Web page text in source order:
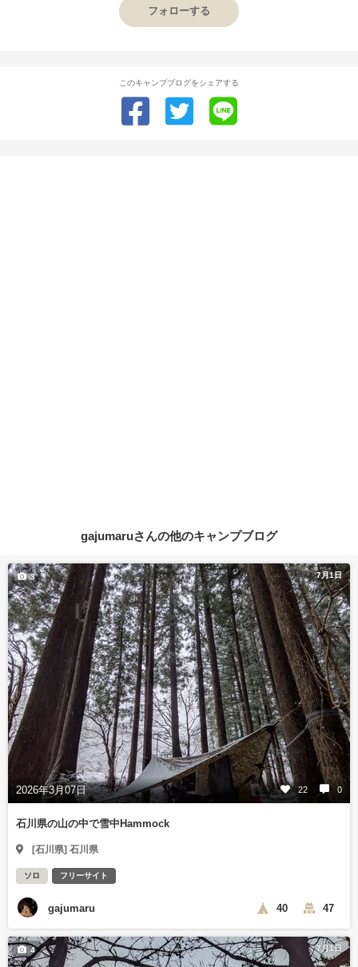
フォローする
このキャンプブログをシェアする
gajumaruさんの他のキャンプブログ
7月1日
2026年3月07日 22 0
3
石川県の山の中で雪中Hammock
[石川県] 石川県
ソロ フリーサイト
gajumaru 40 47
7月1日
4